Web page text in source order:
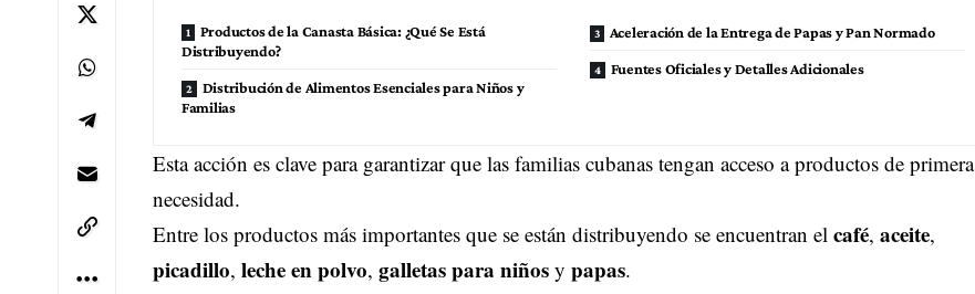
Productos de la Canasta Básica: ¿Qué Se Está
Distribuyendo?
Distribución de Alimentos Esenciales para Niños y
Familias
Aceleración de la Entrega de Papas y Pan Normado
Fuentes Oficiales y Detalles Adicionales
Esta acción es clave para garantizar que las familias cubanas tengan acceso a productos de primera
necesidad.
Entre los productos más importantes que se están distribuyendo se encuentran el café, aceite,
picadillo, leche en polvo, galletas para niñosy papas.